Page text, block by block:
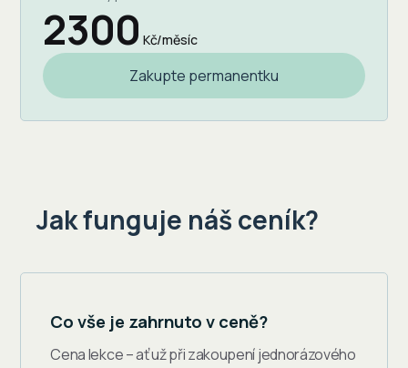
2300 Kč/měsíc
Zakupte permanentku
Jak funguje náš ceník?
Co vše je zahrnuto v ceně?
Cena lekce – ať už při zakoupení jednorázového